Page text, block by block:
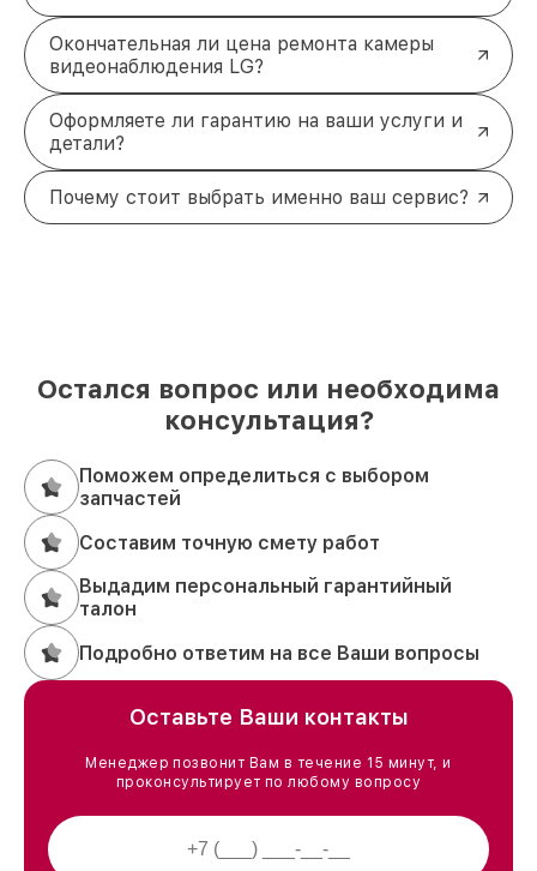
Окончательная ли цена ремонта камеры
видеонаблюдения LG?
Оформляете ли гарантию на ваши услуги и
детали?
Почему стоит выбрать именно ваш сервис?
Остался вопрос или необходима
консультация?
Поможем определиться с выбором
запчастей
Составим точную смету работ
Выдадим персональный гарантийный
талон
Подробно ответим на все Ваши вопросы
Оставьте Ваши контакты
Менеджер позвонит Вам в течение 15 минут, и
проконсультирует по любому вопросу